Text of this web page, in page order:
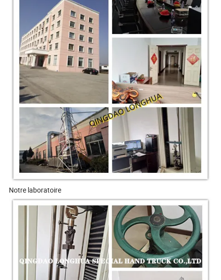
Notre laboratoire